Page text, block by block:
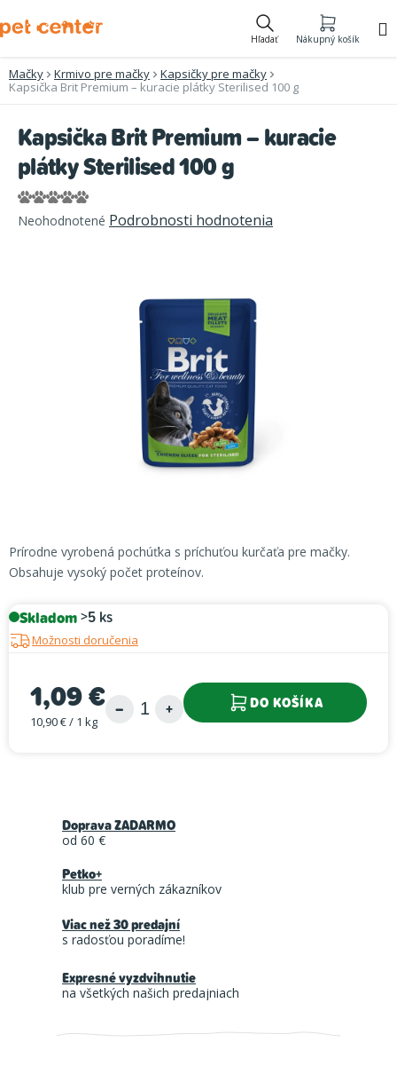
na
Hľadať Nákupný košík
Mačky Krmivo pre mačky
Kapsičky pre mačky
Kapsička Brit Premium – kuracie plátky Sterilised 100 g
Prírodne vyrobená pochúťka s príchuťou kurčaťa pre mačky.
Obsahuje vysoký počet proteínov.
Skladom>5 ks
Možnosti doručenia
1,09 €
Jednotková cena:
10,90 € / 1 kg
DO KOŠÍKA
Kapsička Brit Premium – kuracie
plátky Sterilised 100 g
Priemerné
hodnotenie
Neohodnotené Podrobnosti hodnotenia
Doprava ZADARMO
od 60 €
Petko+
klub pre verných zákazníkov
Viac než 30 predajní
s radosťou poradíme!
Expresné vyzdvihnutie
na všetkých našich predajniach